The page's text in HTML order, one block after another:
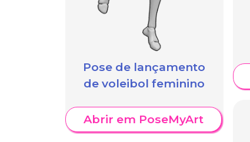
Pose de lançamento
de voleibol feminino
Abrir em PoseMyArt